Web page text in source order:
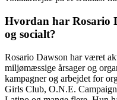
Hvordan har Rosario
og socialt?
Rosario Dawson har været
miljømæssige årsager og
kampagner og arbejdet for
Girls Club, O.N.E.